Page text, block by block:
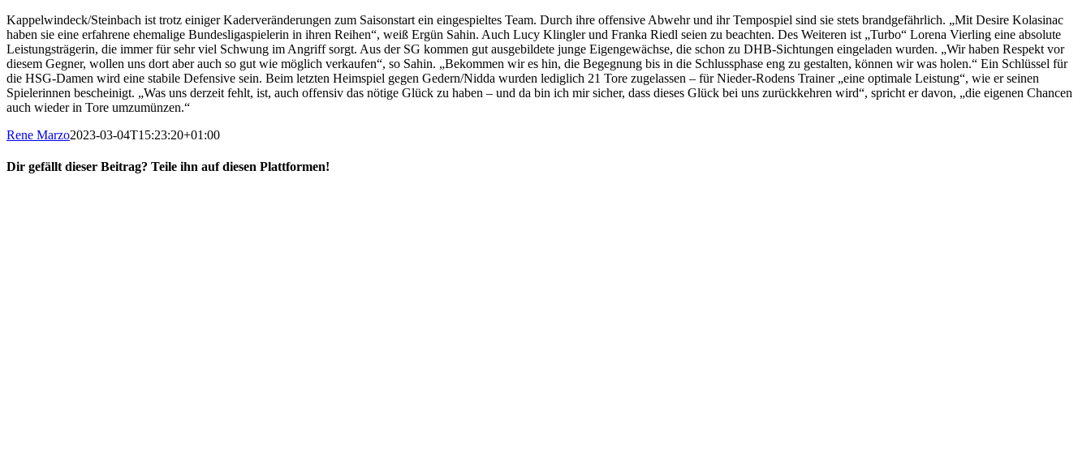
Kappelwindeck/Steinbach ist trotz einiger Kaderveränderungen zum Saisonstart ein eingespieltes Team. Durch ihre offensive Abwehr und ihr Tempospiel sind sie stets brandgefährlich. „Mit Desire Kolasinac
haben sie eine erfahrene ehemalige Bundesligaspielerin in ihren Reihen“, weiß Ergün Sahin. Auch Lucy Klingler und Franka Riedl seien zu beachten. Des Weiteren ist „Turbo“ Lorena Vierling eine absolute
Leistungsträgerin, die immer für sehr viel Schwung im Angriff sorgt. Aus der SG kommen gut ausgebildete junge Eigengewächse, die schon zu DHB-Sichtungen eingeladen wurden. „Wir haben Respekt vor
diesem Gegner, wollen uns dort aber auch so gut wie möglich verkaufen“, so Sahin. „Bekommen wir es hin, die Begegnung bis in die Schlussphase eng zu gestalten, können wir was holen.“ Ein Schlüssel für
die HSG-Damen wird eine stabile Defensive sein. Beim letzten Heimspiel gegen Gedern/Nidda wurden lediglich 21 Tore zugelassen – für Nieder-Rodens Trainer „eine optimale Leistung“, wie er seinen
Spielerinnen bescheinigt. „Was uns derzeit fehlt, ist, auch offensiv das nötige Glück zu haben – und da bin ich mir sicher, dass dieses Glück bei uns zurückkehren wird“, spricht er davon, „die eigenen Chancen
auch wieder in Tore umzumünzen.“
Rene Marzo2023-03-04T15:23:20+01:00
Dir gefällt dieser Beitrag? Teile ihn auf diesen Plattformen!